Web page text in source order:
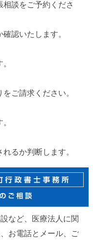
談をご予約くださ
認いたします。
ご請求ください。
るか判断します。
など、医療法人に関
お電話とメール、ご